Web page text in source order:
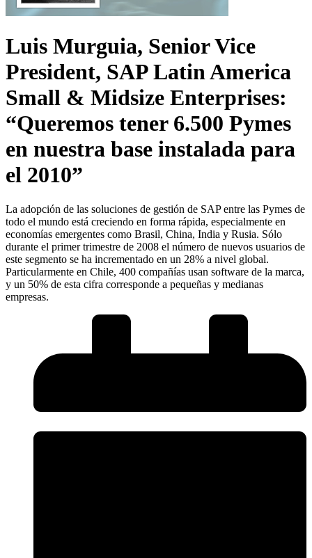
Luis Murguia, Senior Vice
President, SAP Latin America
Small & Midsize Enterprises:
“Queremos tener 6.500 Pymes
en nuestra base instalada para
el 2010”
La adopción de las soluciones de gestión de SAP entre las Pymes de
todo el mundo está creciendo en forma rápida, especialmente en
economías emergentes como Brasil, China, India y Rusia. Sólo
durante el primer trimestre de 2008 el número de nuevos usuarios de
este segmento se ha incrementado en un 28% a nivel global.
Particularmente en Chile, 400 compañías usan software de la marca,
y un 50% de esta cifra corresponde a pequeñas y medianas
empresas.